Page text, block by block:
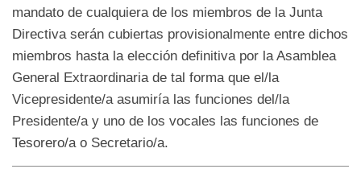
mandato de cualquiera de los miembros de la Junta
Directiva serán cubiertas provisionalmente entre dichos
miembros hasta la elección definitiva por la Asamblea
General Extraordinaria de tal forma que el/la
Vicepresidente/a asumiría las funciones del/la
Presidente/a y uno de los vocales las funciones de
Tesorero/a o Secretario/a.